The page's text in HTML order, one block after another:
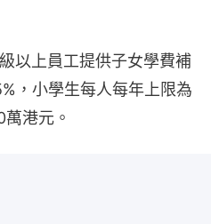
以上員工提供子女學費補
，小學生每人每年上限為
港元。